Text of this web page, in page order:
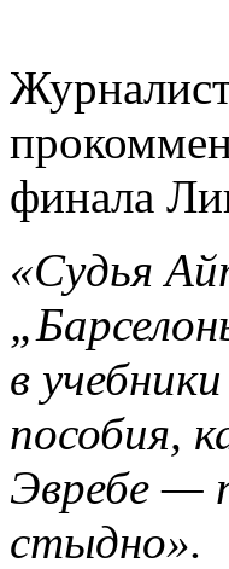
финала
«Судья
в
пособия,
Эвребе —
стыдно».